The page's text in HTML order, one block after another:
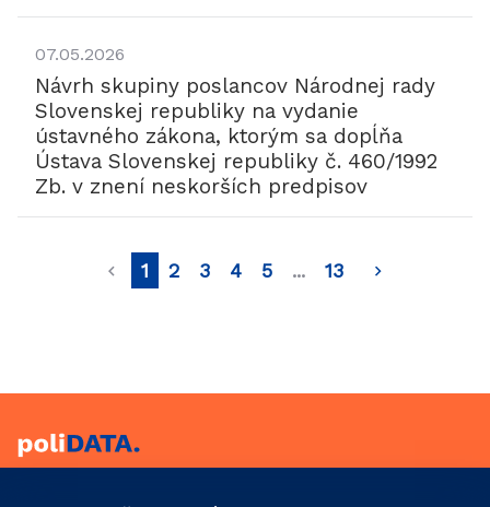
07.05.2026
Návrh skupiny poslancov Národnej rady
Slovenskej republiky na vydanie
ústavného zákona, ktorým sa dopĺňa
Ústava Slovenskej republiky č. 460/1992
Zb. v znení neskorších predpisov
1 2 3 4 5 ... 13